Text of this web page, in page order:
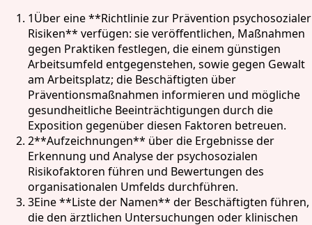
1Über eine **Richtlinie zur Prävention psychosozialer
Risiken** verfügen: sie veröffentlichen, Maßnahmen
gegen Praktiken festlegen, die einem günstigen
Arbeitsumfeld entgegenstehen, sowie gegen Gewalt
am Arbeitsplatz; die Beschäftigten über
Präventionsmaßnahmen informieren und mögliche
gesundheitliche Beeinträchtigungen durch die
Exposition gegenüber diesen Faktoren betreuen.
2**Aufzeichnungen** über die Ergebnisse der
Erkennung und Analyse der psychosozialen
Risikofaktoren führen und Bewertungen des
organisationalen Umfelds durchführen.
3Eine **Liste der Namen** der Beschäftigten führen,
die den ärztlichen Untersuchungen oder klinischen